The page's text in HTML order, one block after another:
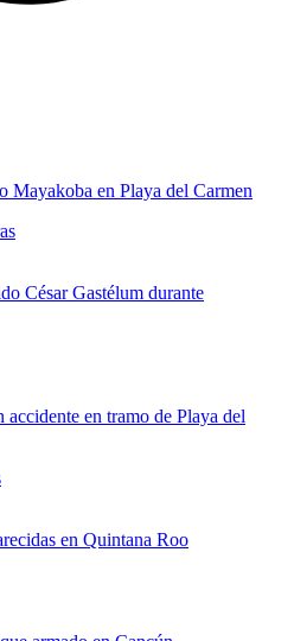
Mayakoba en Playa del Carmen
César Gastélum durante
en tramo de Playa del
en Quintana Roo